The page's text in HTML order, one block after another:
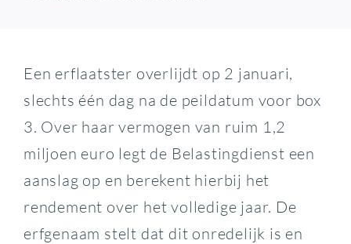
Een erflaatster overlijdt op 2 januari,
slechts één dag na de peildatum voor box
3. Over haar vermogen van ruim 1,2
miljoen euro legt de Belastingdienst een
aanslag op en berekent hierbij het
rendement over het volledige jaar. De
erfgenaam stelt dat dit onredelijk is en